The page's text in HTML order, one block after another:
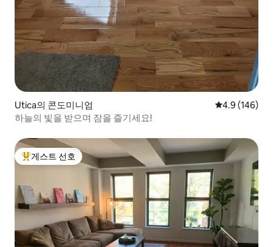
Utica의 콘도미니엄 평점 4.9점(5
4.9 (146)
하늘의 빛을 받으며 잠을 즐기세요!
상위 게스트 선호
게스트 선호